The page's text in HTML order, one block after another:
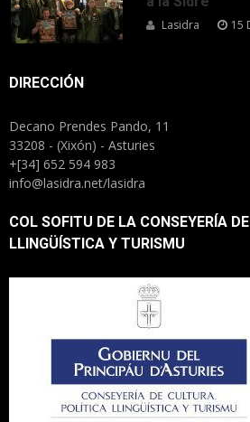
Lasidra 15
DIRECCIÓN
Decano Prendes Pando, 11
33208 - (Xixón) - Asturies
+[34] 652 594 983
info@lasidra.net/lasidra
COL SOFITU DE LA CONSEYERÍA
LLINGÜÍSTICA Y TURISMU